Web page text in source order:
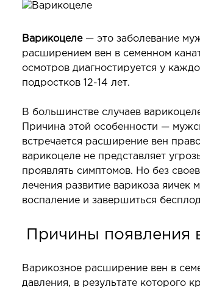
хирургия
Варикоцеле— это заболевание
расширением вен в семенном
осмотров диагностируется у
подростков 12-14 лет.
В большинстве случаев
Причина этой особенности —
встречается расширение вен
варикоцеле не представляет
проявлять симптомов. Но без
лечения развитие варикоза яичек
воспаление и завершиться
Причины появления
Варикозное расширение вен в
давления, в результате которого